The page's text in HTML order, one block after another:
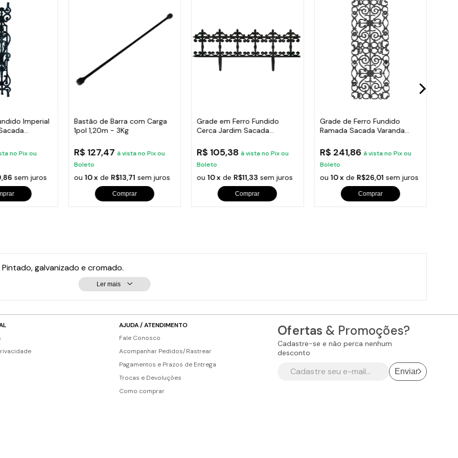
Imperial
no Pix ou
sem juros
Bastão de Barra com Carga
1pol 1,20m - 3Kg
R$ 127,47 à vista no Pix ou
Boleto
ou10 x de R$13,71 sem juros
Comprar
Grade em Ferro Fundido
Cerca Jardim Sacada
R$ 105,38 à vista no Pix ou
Boleto
ou10 x de R$11,33 sem juros
Comprar
Grade de Ferro Fundido
Ramada Sacada Varanda
R$ 241,86 à vista no Pix ou
Boleto
ou10 x de R$26,01 sem juros
Comprar
galvanizado e cromado.
Ler mais
AJUDA / ATENDIMENTO
Fale Conosco
Acompanhar Pedidos/Rastrear
Pagamentos e Prazos de Entrega
Trocas e Devoluções
Como comprar
Ofertas & Promoções?
Cadastre-se e não perca nenhum
desconto
Enviar